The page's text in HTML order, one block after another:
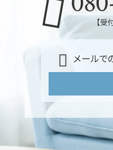
【
メールで